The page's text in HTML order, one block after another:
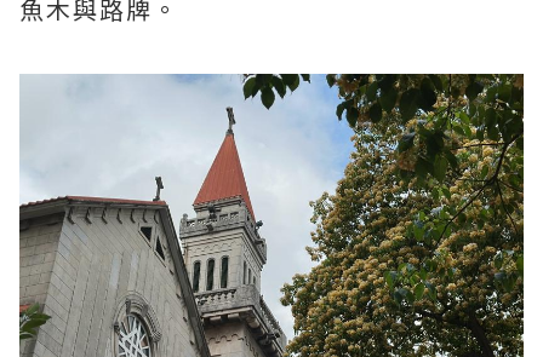
魚木與路牌。